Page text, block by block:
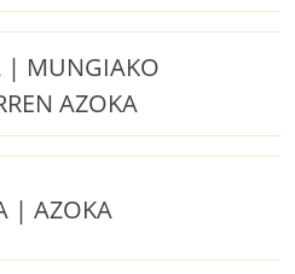
| MUNGIAKO
AZOKA
| AZOKA